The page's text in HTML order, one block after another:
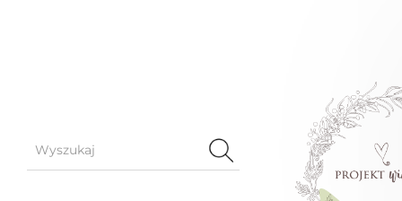
Korony kwiatowe